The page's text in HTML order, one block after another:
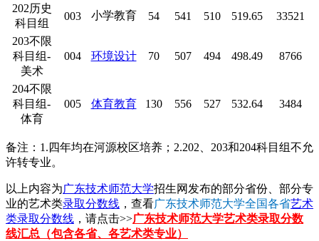
202历史
科目组
003 小学教育 54 541 510 519.65 33521
203不限
科目组-
美术
004 环境设计 70 507 494 498.49 8766
204不限
科目组-
体育
005 体育教育 130 556 527 532.64 3484
备注：1.四年均在河源校区培养；2.202、203和204科目组不允
许转专业。
以上内容为广东技术师范大学招生网发布的部分省份、部分专
业的艺术类录取分数线 ，查看广东技术师范大学全国各省艺术
类录取分数线 ，请点击>>广东技术师范大学艺术类录取分数
线汇总（包含各省、各艺术类专业）